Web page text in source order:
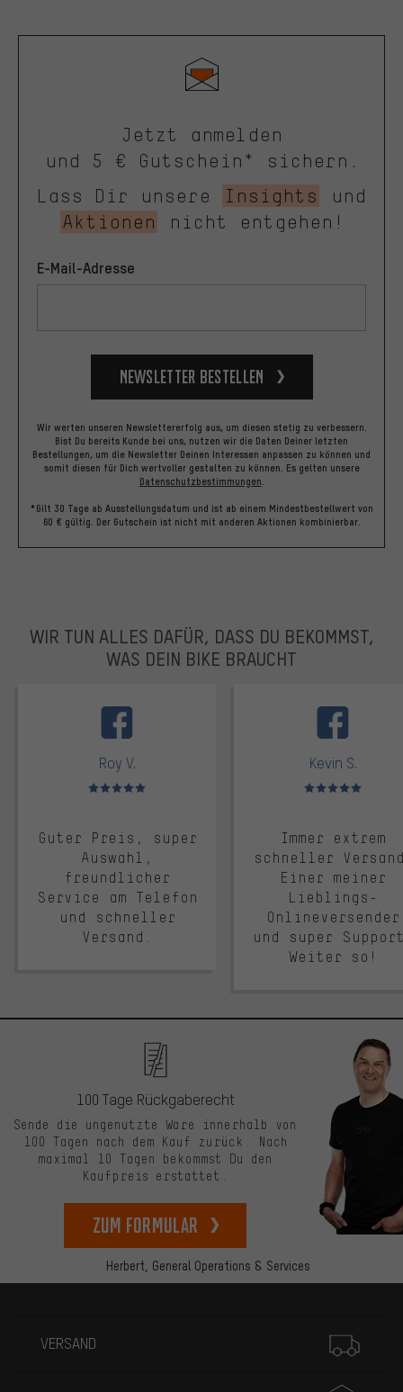
Jetzt anmelden
und 5 € Gutschein* sichern.
Lass Dir unsere
Insights
und
Aktionen
nicht entgehen!
E-Mail-Adresse
Newsletter bestellen
Wir werten unseren Newslettererfolg aus, um diesen stetig zu verbessern.
Bist Du bereits Kunde bei uns, nutzen wir die Daten Deiner letzten
Bestellungen, um die Newsletter Deinen Interessen anpassen zu können und
somit diesen für Dich wertvoller gestalten zu können. Es gelten unsere
Datenschutzbestimmungen.
*Gilt 30 Tage ab Ausstellungsdatum und ist ab einem Mindestbestellwert von
60 € gültig. Der Gutschein ist nicht mit anderen Aktionen kombinierbar.
WIR TUN ALLES DAFÜR, DASS DU BEKOMMST,
WAS DEIN BIKE BRAUCHT
Roy V.
Bewertungen: 5 von 5
Guter Preis, super
Auswahl,
freundlicher
Service am Telefon
und schneller
Versand.
Kevin S.
Bewertungen: 5 von 5
Immer extrem
schneller
Einer meiner
Lieblings-
Onlineversender
und super
Weiter so!
Herbert, General Operations & Services
100 Tage Rückgaberecht
Sende die ungenutzte Ware innerhalb von
100 Tagen nach dem Kauf zurück. Nach
maximal 10 Tagen bekommst Du den
Kaufpreis erstattet.
zum Formular
VERSAND